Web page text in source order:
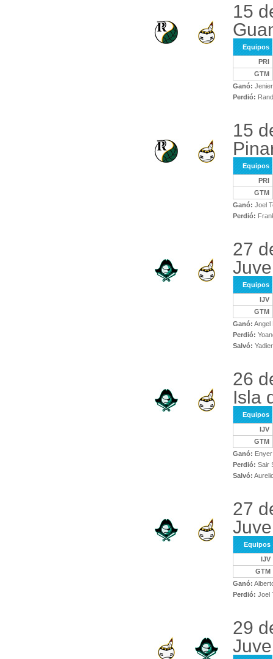
15
Equipos
PRI
GTM
Ganó:
Perdió:
15
Equipos
PRI
GTM
Ganó: Joel
Perdió:
27
Equipos
IJV
GTM
Ganó: Angel
Perdió:
Salvó:
26
Isla
Equipos
IJV
GTM
Ganó:
Perdió: Sair
Salvó:
27
Equipos
IJV
GTM
Ganó:
Perdió: Joel
29